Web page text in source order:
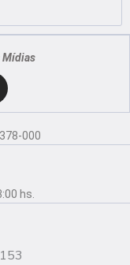
Mídias
000
hs.